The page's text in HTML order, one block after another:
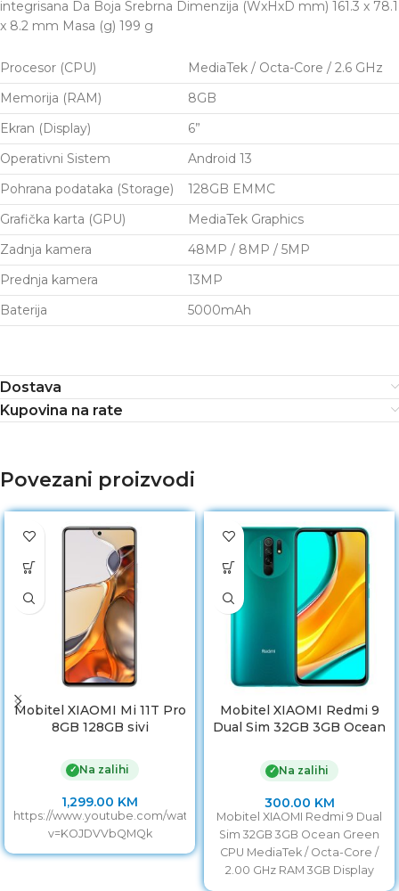
integrisana Da Boja Srebrna Dimenzija (WxHxD mm) 161.3 x 78.1
x 8.2 mm Masa (g) 199 g
Procesor (CPU)
MediaTek / Octa-Core / 2.6 GHz
Memorija (RAM)
8GB
Ekran (Display)
6”
Operativni Sistem
Android 13
Pohrana podataka (Storage)
128GB EMMC
Grafička karta (GPU)
MediaTek Graphics
Zadnja kamera
48MP / 8MP / 5MP
Prednja kamera
13MP
Baterija
5000mAh
Dostava
Kupovina na rate
Povezani proizvodi
Mobitel XIAOMI Mi 11T Pro
8GB 128GB sivi
✓ Na zalihi
1,299.00 KM
https://www.youtube.com/watch?
v=KOJDVVbQMQk
Mobitel XIAOMI Redmi 9
Dual Sim 32GB 3GB Ocean
✓ Na zalihi
300.00 KM
Mobitel XIAOMI Redmi 9 Dual
Sim 32GB 3GB Ocean Green
CPU MediaTek / Octa-Core /
2.00 GHz RAM 3GB Display